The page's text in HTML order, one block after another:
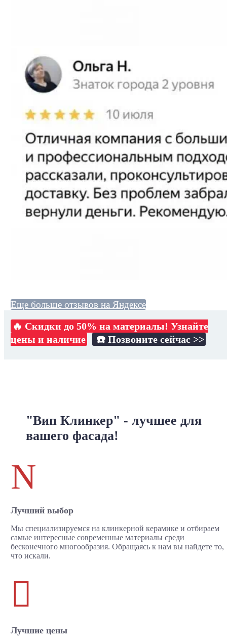
Еще больше отзывов на Яндексе
🔥 Скидки до 50% на материалы! Узнайте
цены и наличие
☎️ Позвоните сейчас >>
"Вип Клинкер" - лучшее для
вашего фасада!
N
Лучший выбор
Мы специализируемся на клинкерной керамике и отбираем
самые интересные современные материалы среди
бесконечного многообразия. Обращаясь к нам вы найдете то,
что искали.

Лучшие цены